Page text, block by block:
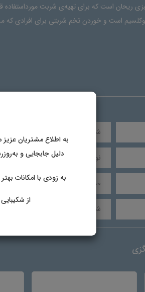
ریحان است که برای تهیه‌ی شربت
وکلسیم است و خوردن تخم شربتی برای افرادی
شکر- دانه های ریحان- پایدار
نوشیدنی بذر ریحان و لیمو ویتا
300 میلی لیتر
شیشه ای
به اطلاع مشتریان
دلیل جابجایی و
به زودی با امکانات
از